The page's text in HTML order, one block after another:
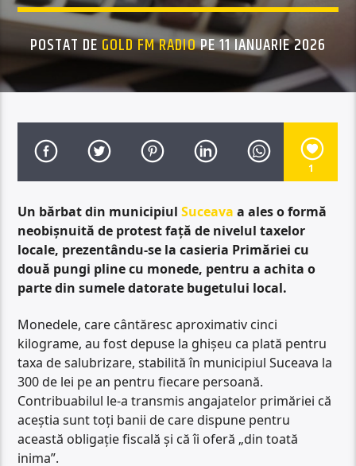
POSTAT DE GOLD FM RADIOPE 11 IANUARIE 2026
1
Un bărbat din municipiulSuceava a ales o formă
neobișnuită de protest față de nivelul taxelor
locale, prezentându-se la casieria Primăriei cu
două pungi pline cu monede, pentru a achita o
parte din sumele datorate bugetului local.
Monedele, care cântăresc aproximativ cinci
kilograme, au fost depuse la ghișeu ca plată pentru
taxa de salubrizare, stabilită în municipiul Suceava la
300 de lei pe an pentru fiecare persoană.
Contribuabilul le-a transmis angajatelor primăriei că
aceștia sunt toți banii de care dispune pentru
această obligație fiscală și că îi oferă „din toată
inima”.